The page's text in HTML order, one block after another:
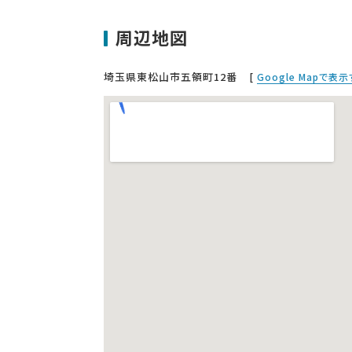
周辺地図
埼玉県東松山市五領町12番 [ Google Mapで表示